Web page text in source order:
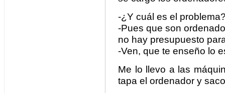
-¿Y cuál es el
-Pues que son
no hay presupuesto
-Ven, que te enseño lo
Me lo llevo a las
tapa el ordenador y